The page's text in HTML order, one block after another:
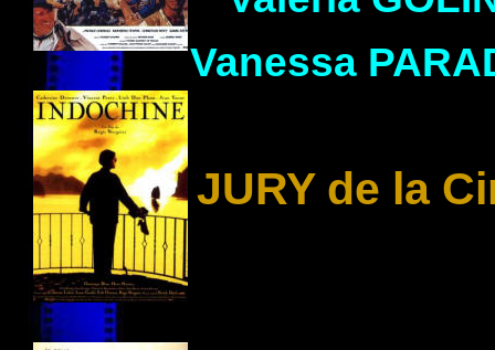
Vanessa
JURY de la